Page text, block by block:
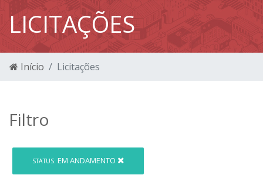
LICITAÇÕES
Início Licitações
Filtro
STATUS: EM ANDAMENTO